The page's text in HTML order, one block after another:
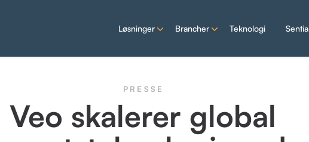
Løsninger Brancher Teknologi Sentia
PRESSE
Veo skalerer global